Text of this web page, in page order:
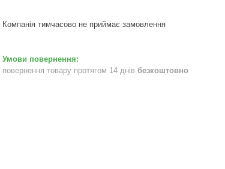
Компанія тимчасово не приймає замовлення
повернення товару протягом 14 днів безкоштовно